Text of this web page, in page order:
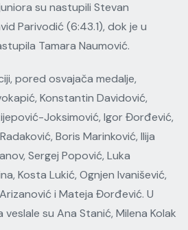
su nastupili Stevan
Parivodić (6:43.1), dok je u
Tamara Naumović.
pored osvajača medalje,
Konstantin Davidović,
Joksimović, Igor Đorđević,
Boris Marinković, Ilija
Sergej Popović, Luka
Kosta Lukić, Ognjen Ivanišević,
i Mateja Đorđević. U
su Ana Stanić, Milena Kolak